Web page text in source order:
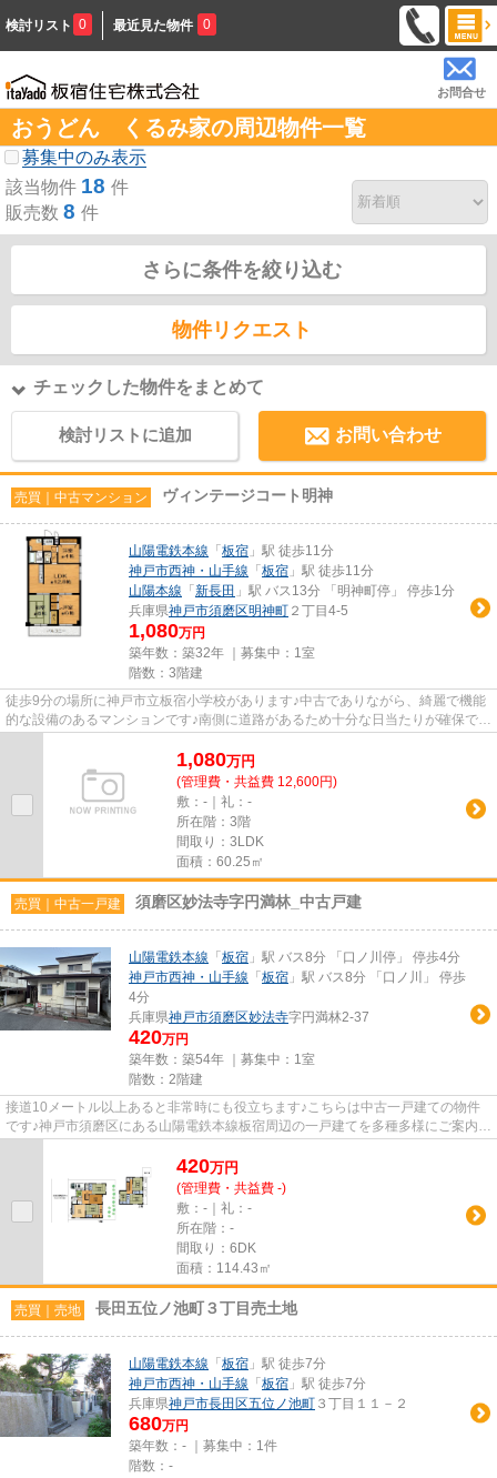
検討リスト 0 最近見た物件 0
お問合せ
おうどん くるみ家の周辺物件一覧
募集中のみ表示
該当物件 18 件
販売数 8 件
さらに条件を絞り込む
物件リクエスト
チェックした物件をまとめて
検討リストに追加 お問い合わせ
売買｜中古マンション ヴィンテージコート明神
山陽電鉄本線 「 板宿 」駅 徒歩11分
神戸市西神・山手線 「 板宿 」駅 徒歩11分
山陽本線 「 新長田 」駅 バス13分 「明神町停」 停歩1分
兵庫県神戸市須磨区明神町 ２丁目4-5
1,080万円
築年数：築32年 ｜募集中： 1室
階数：3階建
徒歩9分の場所に神戸市立板宿小学校があります♪中古でありながら、綺麗で機能
的な設備のあるマンションです♪南側に道路があるため十分な日当たりが確保でき
1,080万円
(管理費・共益費 12,600円)
敷：-｜礼：-
所在階：3階
間取り：3LDK
面積：60.25㎡
売買｜中古一戸建 須磨区妙法寺字円満林_中古戸建
山陽電鉄本線 「 板宿 」駅 バス8分 「口ノ川停」 停歩4分
神戸市西神・山手線 「 板宿 」駅 バス8分 「口ノ川」 停歩
4分
兵庫県神戸市須磨区妙法寺字円満林2-37
420万円
築年数：築54年 ｜募集中： 1室
階数：2階建
接道10メートル以上あると非常時にも役立ちます♪こちらは中古一戸建ての物件
です♪神戸市須磨区にある山陽電鉄本線板宿周辺の一戸建てを多種多様にご案内し
420万円
(管理費・共益費 -)
敷：-｜礼：-
所在階：-
間取り：6DK
面積：114.43㎡
売買｜売地 長田五位ノ池町３丁目売土地
山陽電鉄本線 「 板宿 」駅 徒歩7分
神戸市西神・山手線 「 板宿 」駅 徒歩7分
兵庫県神戸市長田区五位ノ池町 ３丁目１１－２
680万円
築年数：- ｜募集中： 1件
階数：-